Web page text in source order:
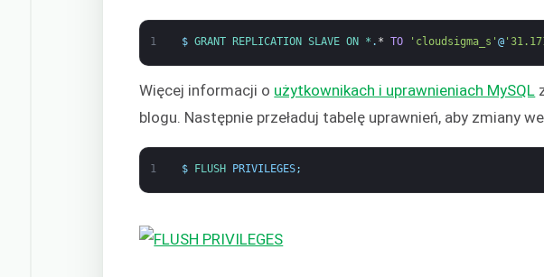
1 $ GRANT REPLICATION SLAVE ON * . * TO 'cloudsigma_s' @
Więcej informacji o użytkownikach i uprawnieniach MySQL
blogu. Następnie przeładuj tabelę uprawnień, aby zmiany
1 $ FLUSH PRIVILEGES;